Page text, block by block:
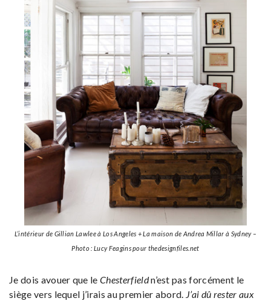
L’intérieur de Gillian Lawlee à Los Angeles + La maison de Andrea Millar à Sydney –
Photo : Lucy Feagins pour thedesignfiles.net
Je dois avouer que leChesterfieldn’est pas forcément le
siège vers lequel j’irais au premier abord. J’ai dû rester aux